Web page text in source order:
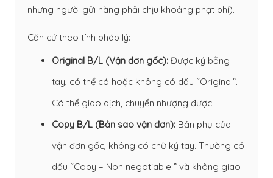
nhưng người gửi hàng phải chịu khoảng phạt phí).
Căn cứ theo tính pháp lý:
Original B/L (Vận đơn gốc): Được ký bằng
tay, có thể có hoặc không có dấu “Original”.
Có thể giao dịch, chuyển nhượng được.
Copy B/L (Bản sao vận đơn): Bản phụ của
vận đơn gốc, không có chữ ký tay. Thường có
dấu “Copy – Non negotiable ” và không giao